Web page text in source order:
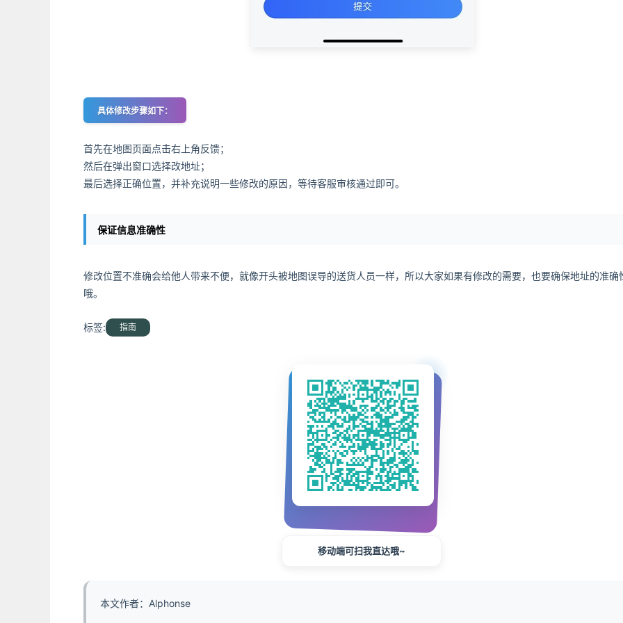
具体修改步骤如下：
首先在地图页面点击右上角反馈；
然后在弹出窗口选择改地址；
最后选择正确位置，并补充说明一些修改的原因，等待客服审核通过即可。
保证信息准确性
修改位置不准确会给他人带来不便，就像开头被地图误导的送货人员一样，所以大家如果有修改的需要，也要确保地址的准确
哦。
标签: 指南
移动端可扫我直达哦~
本文作者：Alphonse